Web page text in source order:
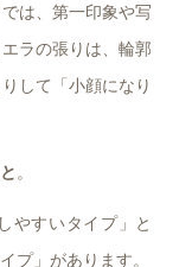
は、第一印象や写
ラの張りは、輪郭
して「小顔になり
。
やすいタイプ」と
プ」があります。